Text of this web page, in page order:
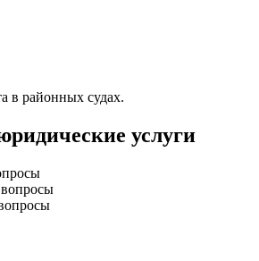
в районных судах.
услуги